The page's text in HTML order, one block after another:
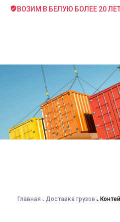
ВОЗИМ В БЕЛУЮ БОЛЕЕ 20
Главная Доставка грузов